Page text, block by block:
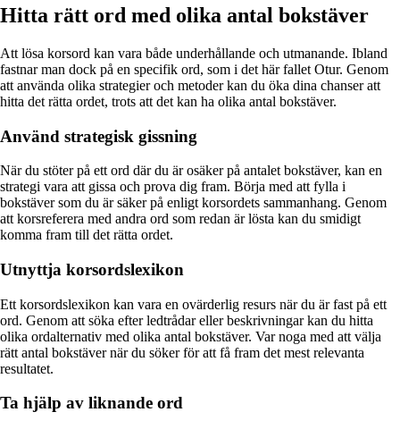
Hitta rätt ord med olika antal bokstäver
Att lösa korsord kan vara både underhållande och utmanande. Ibland
fastnar man dock på en specifik ord, som i det här fallet Otur. Genom
att använda olika strategier och metoder kan du öka dina chanser att
hitta det rätta ordet, trots att det kan ha olika antal bokstäver.
Använd strategisk gissning
När du stöter på ett ord där du är osäker på antalet bokstäver, kan en
strategi vara att gissa och prova dig fram. Börja med att fylla i
bokstäver som du är säker på enligt korsordets sammanhang. Genom
att korsreferera med andra ord som redan är lösta kan du smidigt
komma fram till det rätta ordet.
Utnyttja korsordslexikon
Ett korsordslexikon kan vara en ovärderlig resurs när du är fast på ett
ord. Genom att söka efter ledtrådar eller beskrivningar kan du hitta
olika ordalternativ med olika antal bokstäver. Var noga med att välja
rätt antal bokstäver när du söker för att få fram det mest relevanta
resultatet.
Ta hjälp av liknande ord